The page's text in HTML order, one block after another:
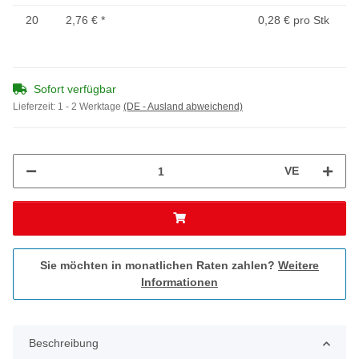
20 2,76 € * 0,28 € pro Stk
Sofort verfügbar
Lieferzeit: 1 - 2 Werktage (DE - Ausland abweichend)
VE
Sie möchten in monatlichen Raten zahlen? Weitere
Informationen
Beschreibung